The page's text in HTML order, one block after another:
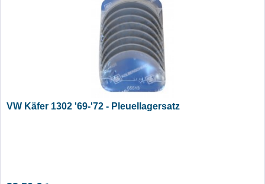
VW Käfer 1302 '69-'72 - Pleuellagersatz